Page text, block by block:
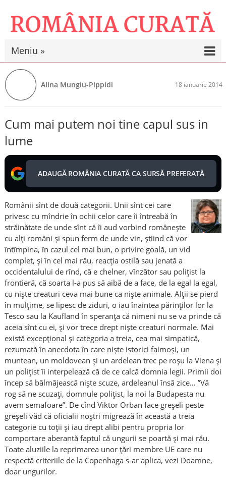
Meniu »
Alina Mungiu-Pippidi 18 ianuarie 2014
Cum mai putem noi tine capul sus in
lume
ADAUGĂ ROMÂNIA CURATĂ CA SURSĂ PREFERATĂ
Românii sînt de două categorii. Unii sînt cei care
privesc cu mîndrie în ochii celor care îi întreabă în
străinătate de unde sînt că îi aud vorbind românește
cu alți români și spun ferm de unde vin, știind că vor
întîmpina, în cazul cel mai bun, o privire goală, un vid
complet, și în cel mai rău, reacția ostilă sau jenată a
occidentalului de rînd, că e chelner, vînzător sau polițist la
frontieră, că soarta l-a pus să aibă de a face, de la egal la egal,
cu niște creaturi ceva mai bune ca niște animale. Alții se pierd
în mulțime, se lipesc de ziduri, o iau înaintea părinților lor la
Tesco sau la Kaufland în speranța că nimeni nu se va prinde că
aceia sînt cu ei, și vor trece drept niște creaturi normale. Mai
există excepțional și categoria a treia, cea mai simpatică,
rezumată în anecdota în care niște istorici faimoși, un
muntean, un moldovean și un ardelean trec pe roșu la Viena și
un polițist îi interpelează că de ce calcă domnia legii. Primii doi
încep să bălmăjească niște scuze, ardeleanul însă zice… ”Vă
rog să ne scuzați, domnule polițist, la noi la Budapesta nu
avem semafoare”. De cînd Viktor Orban face greșeli peste
greșeli văd că oficialii noștri migrează în această a treia
categorie cu toții și iau drept alibi pentru propria lor
comportare aberantă faptul că ungurii se poartă și mai rău.
Toate aluziile la reprimarea unor țări membre UE care nu
respectă criteriile de la Copenhaga s-ar aplica, vezi Doamne,
doar ungurilor.